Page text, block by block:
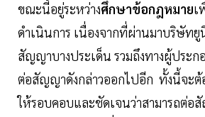
ขณะนี้อยู่ระหว่างศึกษาข้อกฎหมายเ
ดำเนินการ เนื่องจากที่ผ่านมาบริษัท
สัญญาบางประเด็น รวมถึงทางผู้ประ
ต่อสัญญาดังกล่าวออกไปอีก ทั้งนี้จะต้
ให้รอบคอบและชัดเจนว่าสามารถต่อ